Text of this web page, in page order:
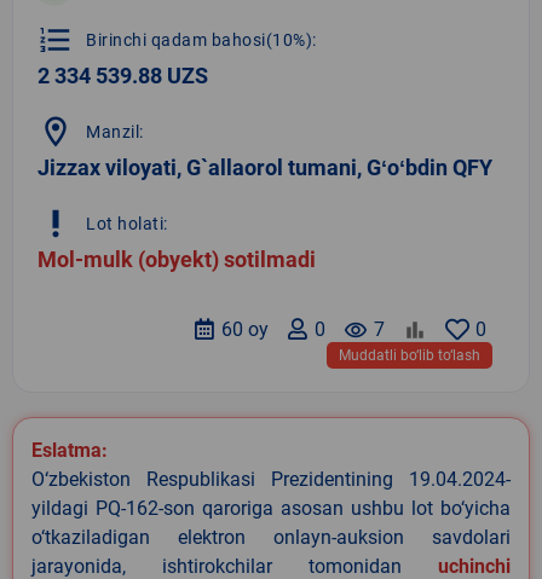
format_list_numbered Birinchi qadam bahosi(10%):
2 334 539.88 UZS
location_on Manzil:
Jizzax viloyati, G`allaorol tumani, Gʻoʻbdin QFY
priority_high Lot holati:
Mol-mulk (obyekt) sotilmadi
0
remove_red_eye 7
0
60 oy
Muddatli bo‘lib to‘lash
Eslatma:
O‘zbekiston Respublikasi Prezidentining 19.04.2024-
yildagi PQ-162-son qaroriga asosan ushbu lot bo‘yicha
o‘tkaziladigan elektron onlayn-auksion savdolari
jarayonida, ishtirokchilar tomonidan uchinchi